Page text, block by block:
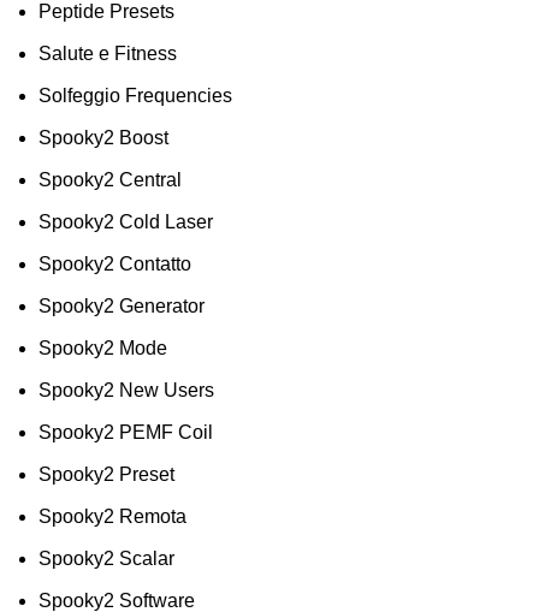
Peptide Presets
Salute e Fitness
Solfeggio Frequencies
Spooky2 Boost
Spooky2 Central
Spooky2 Cold Laser
Spooky2 Contatto
Spooky2 Generator
Spooky2 Mode
Spooky2 New Users
Spooky2 PEMF Coil
Spooky2 Preset
Spooky2 Remota
Spooky2 Scalar
Spooky2 Software